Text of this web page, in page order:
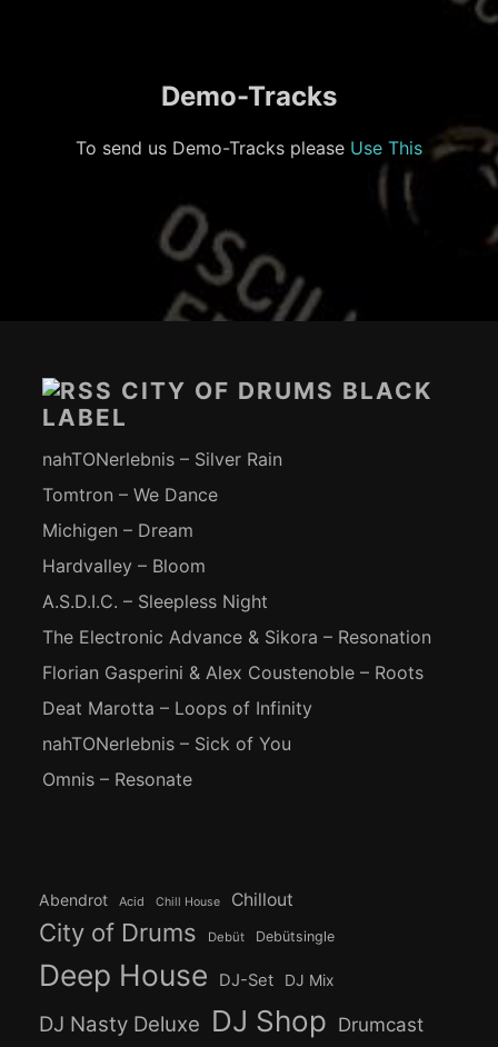
Demo-Tracks
To send us Demo-Tracks please Use This
CITY OF DRUMS BLACK
LABEL
nahTONerlebnis – Silver Rain
Tomtron – We Dance
Michigen – Dream
Hardvalley – Bloom
A.S.D.I.C. – Sleepless Night
The Electronic Advance & Sikora – Resonation
Florian Gasperini & Alex Coustenoble – Roots
Deat Marotta – Loops of Infinity
nahTONerlebnis – Sick of You
Omnis – Resonate
Abendrot Acid Chill House Chillout
City of Drums Debüt Debütsingle
Deep House DJ-Set DJ Mix
DJ Nasty Deluxe DJ Shop Drumcast